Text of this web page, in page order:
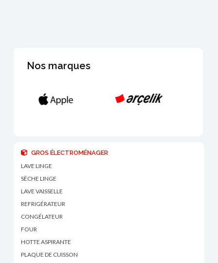
Nos marques
GROS ÉLECTROMÉNAGER
LAVE LINGE
SÈCHE LINGE
LAVE VAISSELLE
REFRIGÉRATEUR
CONGÉLATEUR
FOUR
HOTTE ASPIRANTE
PLAQUE DE CUISSON